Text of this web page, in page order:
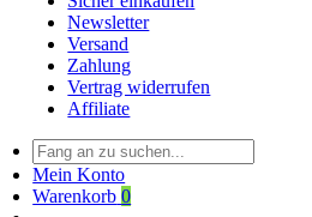
Newsletter
Versand
Zahlung
Vertrag widerrufen
Affiliate
Mein Konto
Warenkorb 0